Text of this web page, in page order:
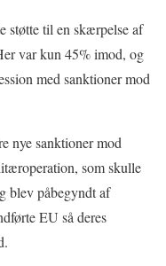
støtte til en skærpelse af
var kun 45% imod, og
med sanktioner mod
nye sanktioner mod
som skulle
blev påbegyndt af
EU så deres